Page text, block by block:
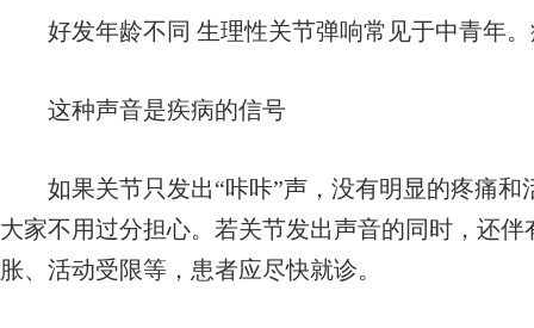
好发年龄不同 生理性关节弹响常见于中青年。
这种声音是疾病的信号
如果关节只发出“咔咔”声，没有明显的疼痛和
大家不用过分担心。若关节发出声音的同时，还
胀、活动受限等，患者应尽快就诊。